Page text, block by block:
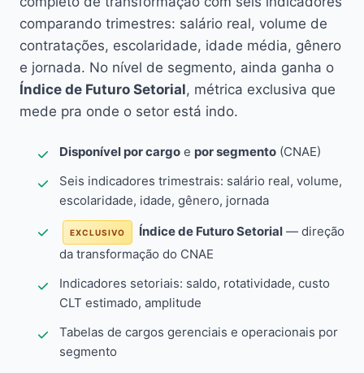
comparando trimestres: salário real, volume de
contratações, escolaridade, idade média, gênero
e jornada. No nível de segmento, ainda ganha o
Índice de Futuro Setorial, métrica exclusiva que
mede pra onde o setor está indo.
Disponível por cargo e por segmento (CNAE)
Seis indicadores trimestrais: salário real, volume,
escolaridade, idade, gênero, jornada
EXCLUSIVO Índice de Futuro Setorial — direção
da transformação do CNAE
Indicadores setoriais: saldo, rotatividade, custo
CLT estimado, amplitude
Tabelas de cargos gerenciais e operacionais por
segmento